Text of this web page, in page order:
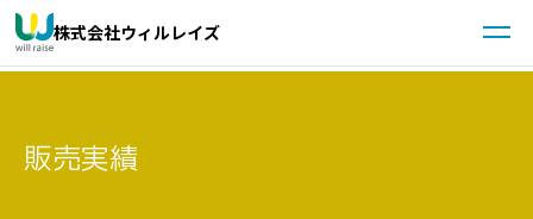
株式会社ウィルレイズ
販売実績